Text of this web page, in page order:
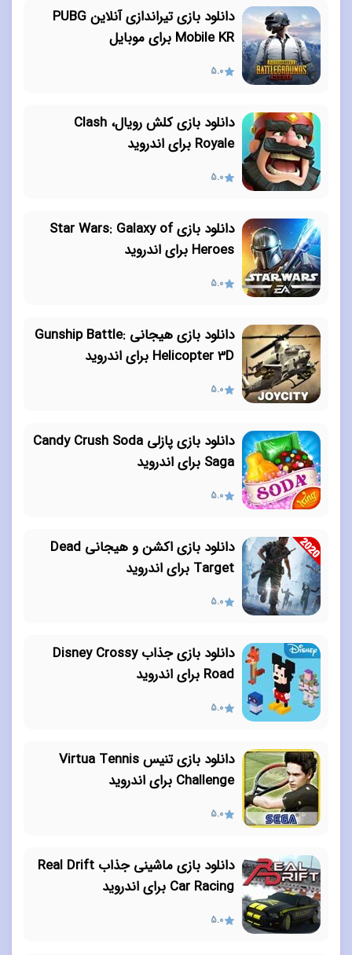
دانلود بازی تیراندازی آنلاین PUBG
Mobile KR برای موبایل
5.0
دانلود بازی کلش رویال، Clash
Royale برای اندروید
5.0
دانلود بازی Star Wars: Galaxy of
Heroes برای اندروید
5.0
دانلود بازی هیجانی Gunship Battle:
Helicopter 3D برای اندروید
5.0
دانلود بازی پازلی Candy Crush Soda
Saga برای اندروید
5.0
دانلود بازی اکشن و هیجانی Dead
Target برای اندروید
5.0
دانلود بازی جذاب Disney Crossy
Road برای اندروید
5.0
دانلود بازی تنیس Virtua Tennis
Challenge برای اندروید
5.0
دانلود بازی ماشینی جذاب Real Drift
Car Racing برای اندروید
5.0